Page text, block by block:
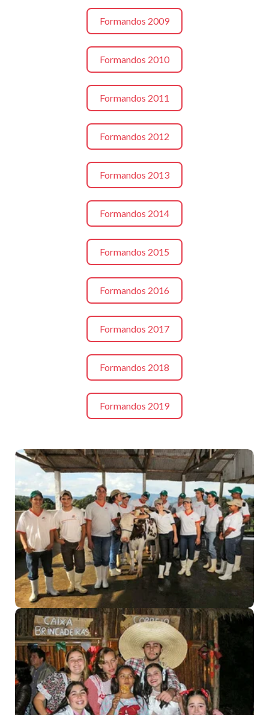
Formandos 2009
Formandos 2010
Formandos 2011
Formandos 2012
Formandos 2013
Formandos 2014
Formandos 2015
Formandos 2016
Formandos 2017
Formandos 2018
Formandos 2019